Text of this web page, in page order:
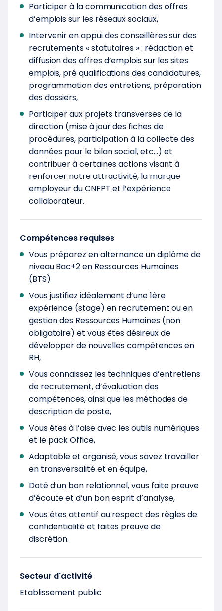
Participer à la communication des offres
d’emplois sur les réseaux sociaux,
Intervenir en appui des conseillères sur des
recrutements « statutaires » : rédaction et
diffusion des offres d’emplois sur les sites
emplois, pré qualifications des candidatures,
programmation des entretiens, préparation
des dossiers,
Participer aux projets transverses de la
direction (mise à jour des fiches de
procédures, participation à la collecte des
données pour le bilan social, etc…) et
contribuer à certaines actions visant à
renforcer notre attractivité, la marque
employeur du CNFPT et l’expérience
collaborateur.
Compétences requises
Vous préparez en alternance un diplôme de
niveau Bac+2 en Ressources Humaines
(BTS)
Vous justifiez idéalement d’une 1ère
expérience (stage) en recrutement ou en
gestion des Ressources Humaines (non
obligatoire) et vous êtes désireux de
développer de nouvelles compétences en
RH,
Vous connaissez les techniques d’entretiens
de recrutement, d’évaluation des
compétences, ainsi que les méthodes de
description de poste,
Vous êtes à l’aise avec les outils numériques
et le pack Office,
Adaptable et organisé, vous savez travailler
en transversalité et en équipe,
Doté d’un bon relationnel, vous faite preuve
d’écoute et d’un bon esprit d’analyse,
Vous êtes attentif au respect des règles de
confidentialité et faites preuve de
discrétion.
Secteur d'activité
Etablissement public